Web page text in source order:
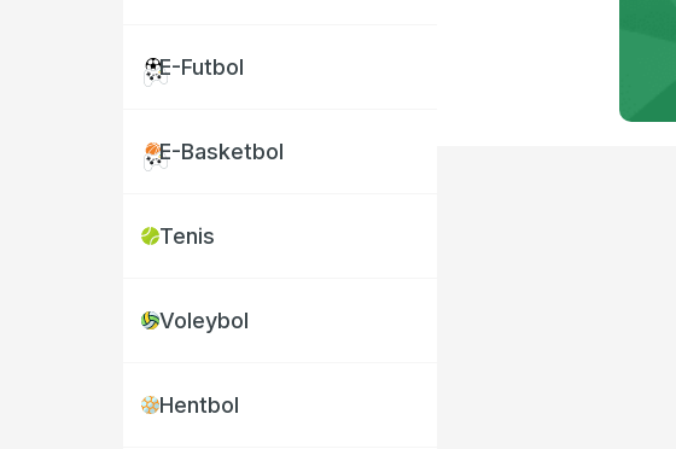
E-Futbol
E-Basketbol
Tenis
Voleybol
Hentbol